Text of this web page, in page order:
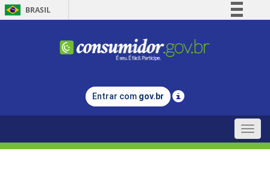
BRASIL
Comunica BR
Legislação
Entrar com gov.br
Toggle